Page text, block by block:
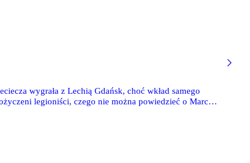
wygrała z Lechią Gdańsk, choć wkład samego
legioniści, czego nie można powiedzieć o Marcelu